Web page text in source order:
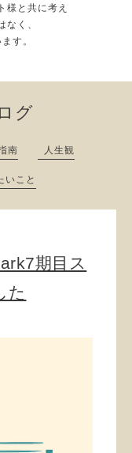
様と共に考え
なく、
す。
グ
南 人生観
いこと
期目ス
た